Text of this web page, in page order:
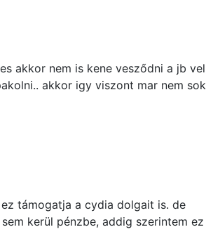
es akkor nem is kene vesződni a jb vel
akkor igy viszont mar nem sok
támogatja a cydia dolgait is. de
kerül pénzbe, addig szerintem ez